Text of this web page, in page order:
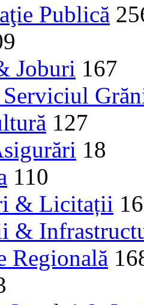
Publică
Joburi 167
127
18
110
& Licitații 16
&
Regională